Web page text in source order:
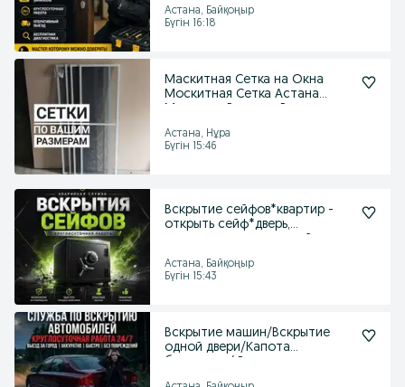
Астана, Байқоңыр
Бүгін 16:18
Маскитная Сетка на Окна
Москитная Сетка Астана
Астана, Нұра
Бүгін 15:46
Вскрытие сейфов*квартир -
открыть сейф*дверь,
Астана, Байқоңыр
Бүгін 15:43
Вскрытие машин/Вскрытие
одной двери/Капота